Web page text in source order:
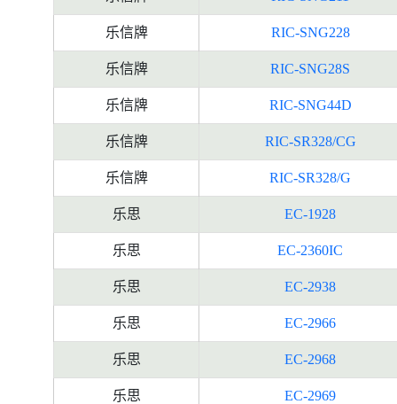
乐信牌 RIC-SNG228
乐信牌 RIC-SNG28S
乐信牌 RIC-SNG44D
乐信牌 RIC-SR328/CG
乐信牌 RIC-SR328/G
乐思 EC-1928
乐思 EC-2360IC
乐思 EC-2938
乐思 EC-2966
乐思 EC-2968
乐思 EC-2969